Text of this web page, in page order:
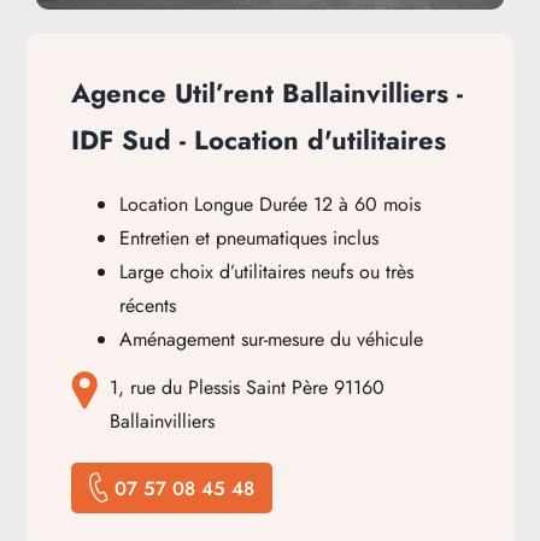
Agence Util’rent Ballainvilliers -
IDF Sud - Location d'utilitaires
Location Longue Durée 12 à 60 mois
Entretien et pneumatiques inclus
Large choix d’utilitaires neufs ou très
récents
Aménagement sur-mesure du véhicule
1, rue du Plessis Saint Père91160
Ballainvilliers
07 57 08 45 48